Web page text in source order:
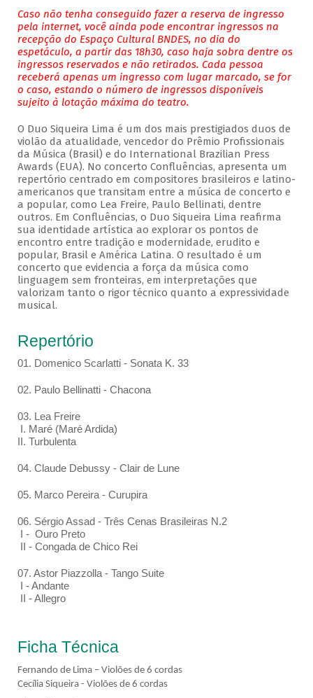
Caso não tenha conseguido fazer a reserva de ingresso
pela internet, você ainda pode encontrar ingressos na
recepção do Espaço Cultural BNDES, no dia do
espetáculo, a partir das 18h30, caso haja sobra dentre os
ingressos reservados e não retirados. Cada pessoa
receberá apenas um ingresso com lugar marcado, se for
o caso, estando o número de ingressos disponíveis
sujeito à lotação máxima do teatro.
O Duo Siqueira Lima é um dos mais prestigiados duos de
violão da atualidade, vencedor do Prêmio Profissionais
da Música (Brasil) e do International Brazilian Press
Awards (EUA). No concerto Confluências, apresenta um
repertório centrado em compositores brasileiros e latino-
americanos que transitam entre a música de concerto e
a popular, como Lea Freire, Paulo Bellinati, dentre
outros. Em Confluências, o Duo Siqueira Lima reafirma
sua identidade artística ao explorar os pontos de
encontro entre tradição e modernidade, erudito e
popular, Brasil e América Latina. O resultado é um
concerto que evidencia a força da música como
linguagem sem fronteiras, em interpretações que
valorizam tanto o rigor técnico quanto a expressividade
musical.
Repertório
01. Domenico Scarlatti - Sonata K. 33
02. Paulo Bellinatti - Chacona
03. Lea Freire
I. Maré (Maré Ardida)
II. Turbulenta
04. Claude Debussy - Clair de Lune
05. Marco Pereira - Curupira
06. Sérgio Assad - Três Cenas Brasileiras N.2
I - Ouro Preto
II - Congada de Chico Rei
07. Astor Piazzolla - Tango Suite
I - Andante
II - Allegro
Ficha Técnica
Fernando de Lima – Violões de 6 cordas
Cecília Siqueira - Violões de 6 cordas